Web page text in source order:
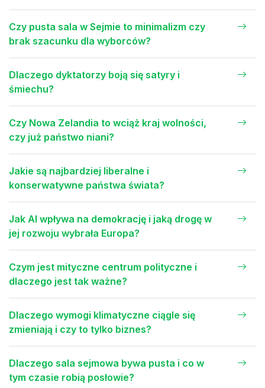
Czy pusta sala w Sejmie to minimalizm czy
brak szacunku dla wyborców?
Dlaczego dyktatorzy boją się satyry i
śmiechu?
Czy Nowa Zelandia to wciąż kraj wolności,
czy już państwo niani?
Jakie są najbardziej liberalne i
konserwatywne państwa świata?
Jak AI wpływa na demokrację i jaką drogę w
jej rozwoju wybrała Europa?
Czym jest mityczne centrum polityczne i
dlaczego jest tak ważne?
Dlaczego wymogi klimatyczne ciągle się
zmieniają i czy to tylko biznes?
Dlaczego sala sejmowa bywa pusta i co w
tym czasie robią posłowie?